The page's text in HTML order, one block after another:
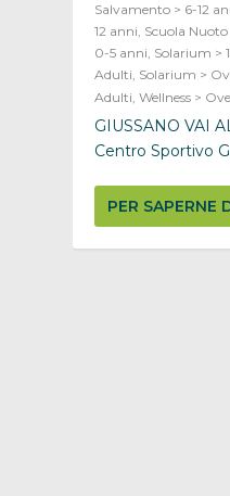
Salvamento > 6-12
12 anni, Scuola
0-5 anni, Solarium >
Adulti, Solarium >
Adulti,Wellness >
GIUSSANO VAI
Centro Sportivo
PER SAPERNE